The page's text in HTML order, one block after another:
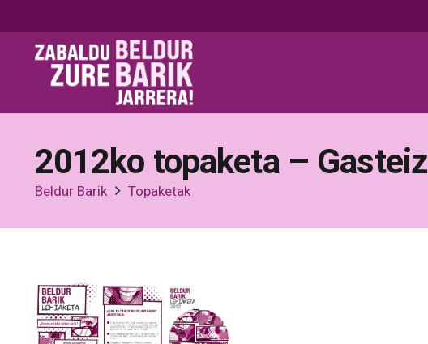
2012ko topaketa – Gasteiz
Beldur Barik Topaketak